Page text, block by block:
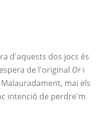
d'aquests dos jocs és
de l'original Ori
mai els
intenció de perdre'm